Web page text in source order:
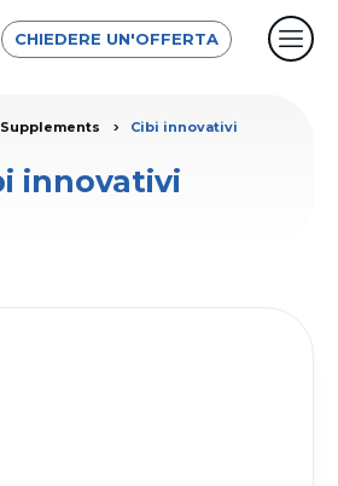
CHIEDERE UN'OFFERTA
Cibi innovativi
innovativi